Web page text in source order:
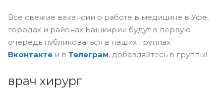
Все свежие вакансии о работе в медицине в Уфе,
городах и районах Башкирии будут в первую
очередь публиковаться в наших группах
Вконтакте и в Телеграм, добавляйтесь в группы!
врач хирург